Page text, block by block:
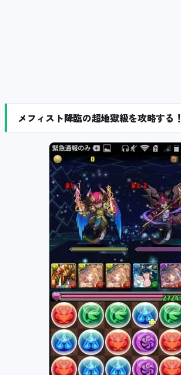
メフィスト降臨の超地獄級を攻略する！